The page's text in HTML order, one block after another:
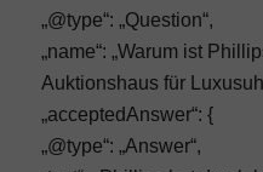
„@type“: „Question“,
„name“: „Warum ist
Auktionshaus für
„acceptedAnswer“: {
„@type“: „Answer“,